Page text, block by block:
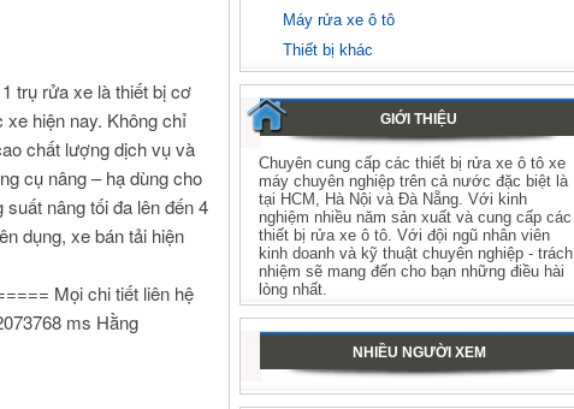
trụ rửa xe là thiết bị cơ
hiện nay. Không chỉ
chất lượng dịch vụ và
cụ nâng – hạ dùng cho
nâng tối đa lên đến 4
dụng, xe bán tải hiện
Mọi chi tiết liên hệ
ms Hằng
Máy rửa xe ô tô
Thiết bị khác
GIỚI THIỆU
Chuyên cung cấp các thiết bị rửa xe ô tô xe
máy chuyên nghiệp trên cả nước đặc biệt là
tại HCM, Hà Nội và Đà Nẵng. Với kinh
nghiệm nhiều năm sản xuất và cung cấp các
thiết bị rửa xe ô tô. Với đội ngũ nhân viên
kinh doanh và kỹ thuật chuyên nghiệp - trách
nhiệm sẽ mang đến cho bạn những điều hài
lòng nhất.
NHIỀU NGƯỜI XEM